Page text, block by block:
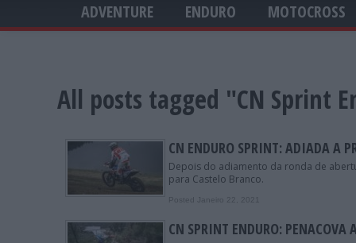
ADVENTURE ENDURO MOTOCROSS
All posts tagged "CN Sprint
CN ENDURO SPRINT: ADIADA A
Depois do adiamento da ronda de
para Castelo Branco.
Posted Janeiro 22, 2021
CN SPRINT ENDURO: PENACOVA